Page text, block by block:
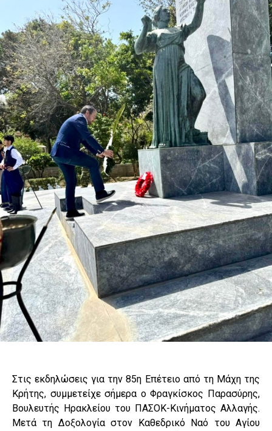
Στις εκδηλώσεις για την 85η Επέτειο από τη Μάχη της
Κρήτης, συμμετείχε σήμερα ο Φραγκίσκος Παρασύρης,
Βουλευτής Ηρακλείου του ΠΑΣΟΚ-Κινήματος Αλλαγής.
Μετά τη Δοξολογία στον Καθεδρικό Ναό του Αγίου